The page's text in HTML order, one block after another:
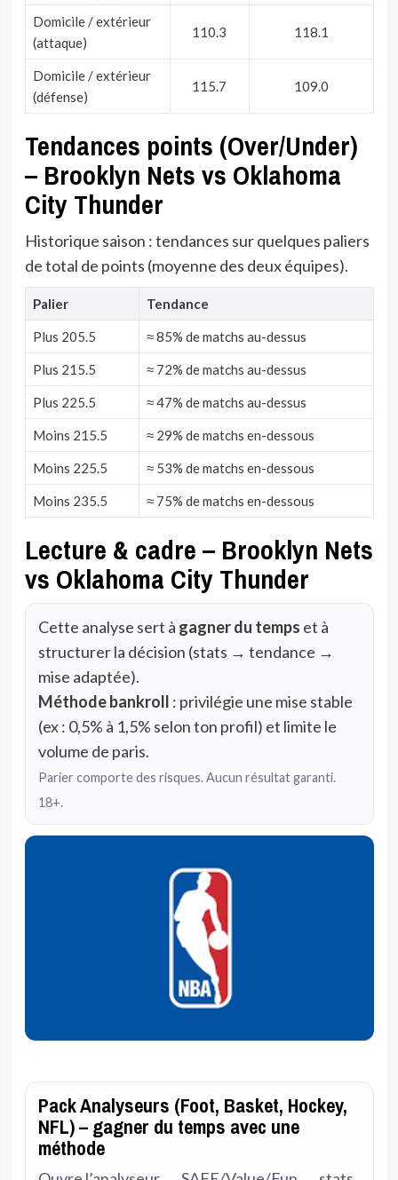
Domicile / extérieur
(attaque)
110.3 118.1
Domicile / extérieur
(défense)
115.7 109.0
Tendances points (Over/Under)
– Brooklyn Nets vs Oklahoma
City Thunder
Historique saison : tendances sur quelques paliers
de total de points (moyenne des deux équipes).
Palier Tendance
Plus 205.5 ≈ 85% de matchs au-dessus
Plus 215.5 ≈ 72% de matchs au-dessus
Plus 225.5 ≈ 47% de matchs au-dessus
Moins 215.5 ≈ 29% de matchs en-dessous
Moins 225.5 ≈ 53% de matchs en-dessous
Moins 235.5 ≈ 75% de matchs en-dessous
Lecture & cadre – Brooklyn Nets
vs Oklahoma City Thunder
Cette analyse sert à gagner du temps et à
structurer la décision (stats → tendance →
mise adaptée).
Méthode bankroll : privilégie une mise stable
(ex : 0,5% à 1,5% selon ton profil) et limite le
volume de paris.
Parier comporte des risques. Aucun résultat garanti.
18+.
Pack Analyseurs (Foot, Basket, Hockey,
NFL) – gagner du temps avec une
méthode